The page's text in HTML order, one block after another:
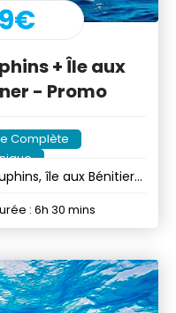
+ Île aux
- Promo
Complète
île aux Bénitiers
: 6h 30 mins